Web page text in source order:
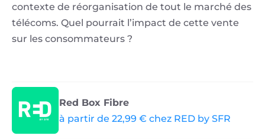
contexte de réorganisation de tout le marché des
télécoms. Quel pourrait l’impact de cette vente
sur les consommateurs ?
Red Box Fibre
à partir de 22,99 € chez RED by SFR